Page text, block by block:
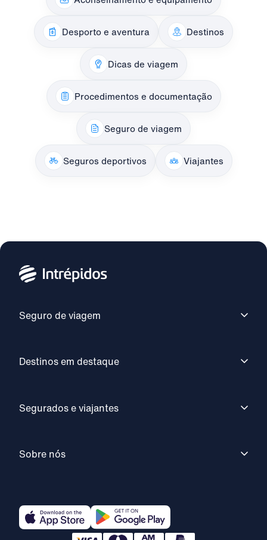
Desporto e aventura Destinos
Dicas de viagem
Procedimentos e documentação
Seguro de viagem
Seguros deportivos Viajantes
Seguro de viagem
Destinos em destaque
Segurados e viajantes
Sobre nós